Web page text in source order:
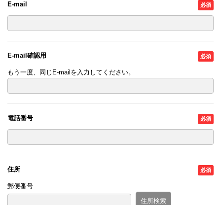
E-mail
E-mail確認用
もう一度、同じE-mailを入力してください。
電話番号
住所
郵便番号
住所検索